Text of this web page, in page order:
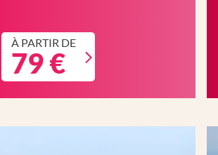
À PARTIR DE
79 €